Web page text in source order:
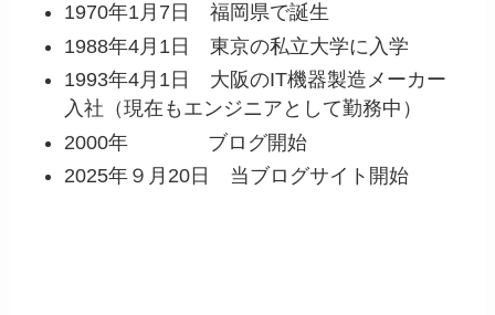
1970年1月7日 福岡県で誕生
1988年4月1日 東京の私立大学に入学
1993年4月1日 大阪のIT機器製造メーカー
入社（現在もエンジニアとして勤務中）
2000年 ブログ開始
2025年９月20日 当ブログサイト開始